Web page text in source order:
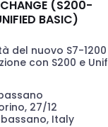
CHANGE (S200-
BASIC)
del nuovo S7-
con S200 e
Basic Unified,
S200
dell’efficienza
27/12
Italy